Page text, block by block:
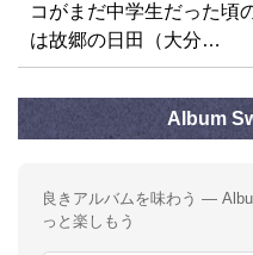
コがまだ中学生だった頃
は故郷の日田（大分…
Album
良きアルバムを味わう —
っと楽しもう